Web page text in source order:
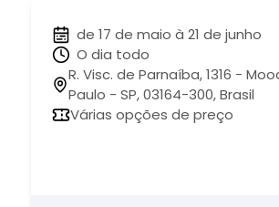
de 17 de maio à 21 de junho
O dia todo
R. Visc. de Parnaíba, 1316 -
Paulo - SP, 03164-300, Brasil
Várias opções de preço